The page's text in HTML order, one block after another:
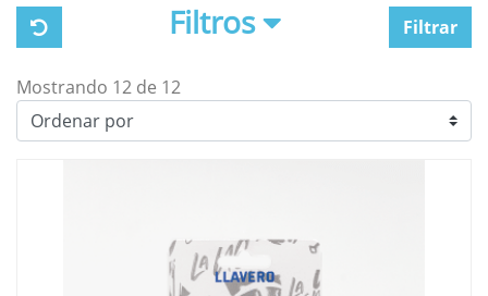
Filtros
Filtrar
Mostrando 12 de 12